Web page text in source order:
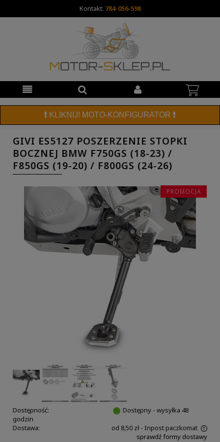
Kontakt: 784-056-598
KLIKNIJ! MOTO-KONFIGURATOR
GIVI ES5127 POSZERZENIE STOPKI
BOCZNEJ BMW F750GS (18-23) /
F850GS (19-20) / F800GS (24-26)
PROMOCJA
Dostępność:
Dostępny - wysyłka 48
godzin
Dostawa:
od 8,50 zł - Inpost paczkomat
sprawdź formy dostawy